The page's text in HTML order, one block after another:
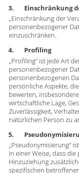
3. Einschränkung
„Einschränkung der
personenbezogener
einzuschränken.
4. Profiling
„Profiling“ ist jede Art
personenbezogener
personenbezogenen
persönliche Aspekte,
bewerten,
wirtschaftliche Lage,
Zuverlässigkeit,
natürlichen Person zu
5.
„Pseudonymisierung“
in einer Weise, dass
Hinzuziehung
spezifischen